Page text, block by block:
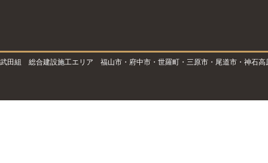
武田組 総合建設施工エリア 福山市・府中市・世羅町・三原市・尾道市・神石高